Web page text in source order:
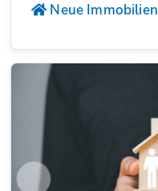
Neue Immobilien